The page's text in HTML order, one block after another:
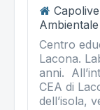
Centro
Lacona.
anni.
CEA di
dell’isola,